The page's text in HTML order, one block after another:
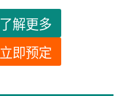
了解更多
立即预定